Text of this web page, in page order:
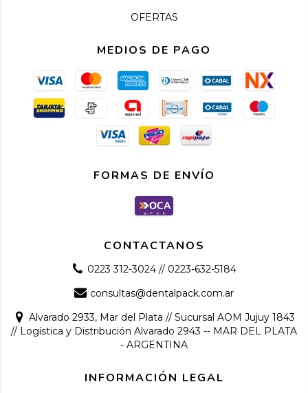
OFERTAS
MEDIOS DE PAGO
FORMAS DE ENVÍO
CONTACTANOS
0223 312-3024 // 0223-632-5184
consultas@dentalpack.com.ar
Alvarado 2933, Mar del Plata // Sucursal AOM Jujuy 1843
// Logística y Distribución Alvarado 2943 -- MAR DEL PLATA
- ARGENTINA
INFORMACIÓN LEGAL